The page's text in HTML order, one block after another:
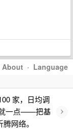
About · Language
家，日均调
就一点——把基
网络。
›